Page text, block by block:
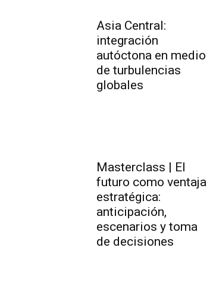
Asia Central:
integración
autóctona en medio
de turbulencias
globales
Masterclass | El
futuro como ventaja
estratégica:
anticipación,
escenarios y toma
de decisiones